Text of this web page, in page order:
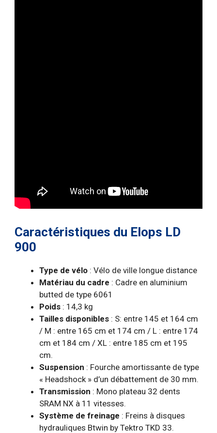
Caractéristiques du Elops LD
900
Type de vélo : Vélo de ville longue distance
Matériau du cadre : Cadre en aluminium
butted de type 6061
Poids : 14,3 kg
Tailles disponibles : S: entre 145 et 164 cm
/ M : entre 165 cm et 174 cm / L : entre 174
cm et 184 cm / XL : entre 185 cm et 195
cm.
Suspension : Fourche amortissante de type
« Headshock » d’un débattement de 30 mm.
Transmission : Mono plateau 32 dents
SRAM NX à 11 vitesses.
Système de freinage : Freins à disques
hydrauliques Btwin by Tektro TKD 33.